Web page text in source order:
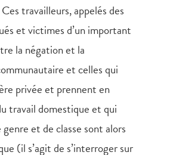
travailleurs, appelés des
et victimes d’un important
la négation et la
et celles qui
privée et prennent en
travail domestique et qui
et de classe sont alors
(il s’agit de s’interroger sur